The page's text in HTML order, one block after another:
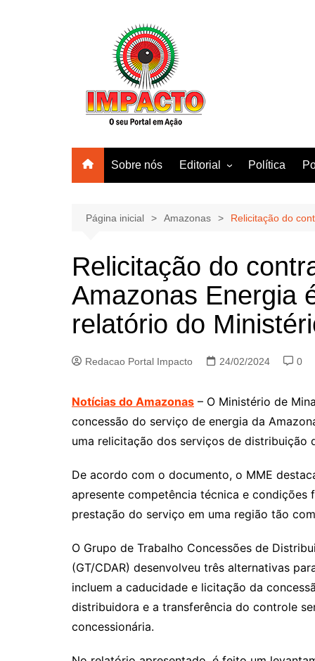
Sobre nós Editorial
Manaus
Mundo
Política
Página inicial Amazonas Relicitação do
Relicitação do
Amazonas Energia
relatório do
Redacao Portal Impacto 24/02/2024 0
Notícias do Amazonas – O Ministério de
concessão do serviço de energia da
uma relicitação dos serviços de distribuição
De acordo com o documento, o MME
apresente competência técnica e condições
prestação do serviço em uma região tão
O Grupo de Trabalho Concessões de
(GT/CDAR) desenvolveu três alternativas
incluem a caducidade e licitação da
distribuidora e a transferência do controle
concessionária.